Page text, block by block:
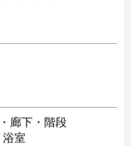
廊下・階段
浴室